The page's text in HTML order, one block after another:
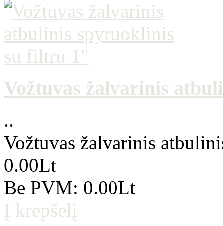
Vožtuvas žalvarinis
..
Vožtuvas žalvarinis
0.00Lt
Be PVM: 0.00Lt
Į krepšelį